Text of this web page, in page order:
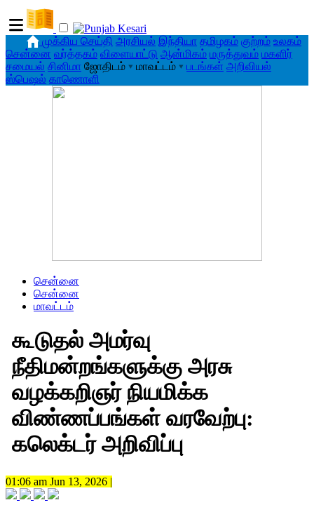
முக்கிய செய்தி அரசியல் இந்தியா தமிழகம் குற்றம் உலகம்
சென்னை வர்த்தகம் விளையாட்டு ஆன்மிகம் மருத்துவம் மகளிர்
சமையல் சினிமா ஜோதிடம் ▾ மாவட்டம் ▾ படங்கள் அறிவியல்
ஸ்பெஷல் காணொளி
சென்னை
சென்னை
மாவட்டம்
கூடுதல் அமர்வு
நீதிமன்றங்களுக்கு அரசு
வழக்கறிஞர் நியமிக்க
விண்ணப்பங்கள் வரவேற்பு:
கலெக்டர் அறிவிப்பு
01:06 am Jun 13, 2026 |